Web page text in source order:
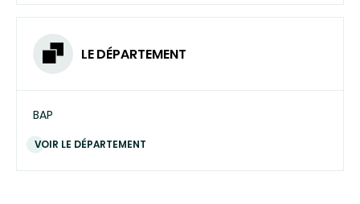
LE DÉPARTEMENT
BAP
VOIR LE DÉPARTEMENT